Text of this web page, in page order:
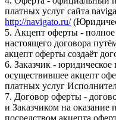
платных услуг сайта
http://navigato.ru/
5. Акцепт оферты -
настоящего договора
акцепт оферты создаёт
6. Заказчик -
осуществившее акцепт
платных услуг
7. Договор оферты -
и Заказчиком на оказание
посредством акцепта